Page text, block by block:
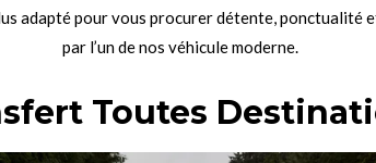
adapté pour vous procurer détente, ponctualité
par l’un de nos véhicule moderne.
Toutes